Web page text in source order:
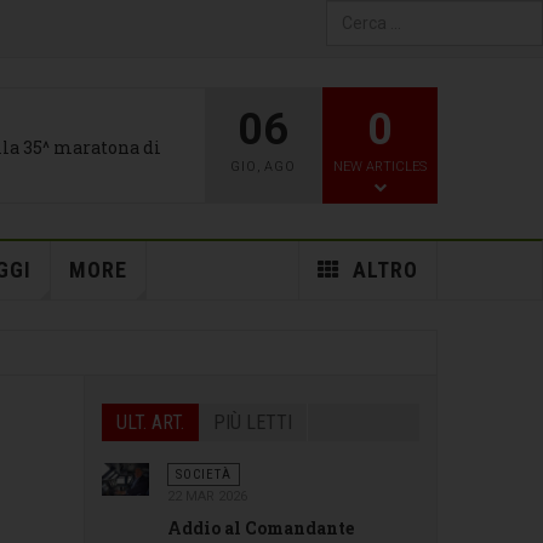
for results.
35^ maratona di
06
GIO , AGO
0
NEW ARTICLES
ALTRO
MORE
ULT. ART. PIÙ LETTI
SOCIETÀ
Addio al Comandante